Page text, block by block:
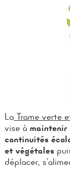
LaTrame verte
vise à
continuités
et végétales
déplacer,